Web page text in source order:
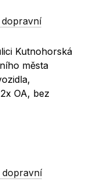
dopravní
Kutnohorská
města
OA, bez
dopravní